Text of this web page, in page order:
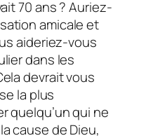
70 ans ? Auriez-
amicale et
aideriez-vous
dans les
devrait vous
la plus
quelqu’un qui ne
cause de Dieu,